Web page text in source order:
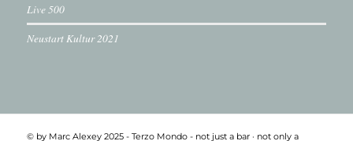
Live 500
Neustart Kultur 2021
© by Marc Alexey 2025 - Terzo Mondo - not just a bar ·­ not only a